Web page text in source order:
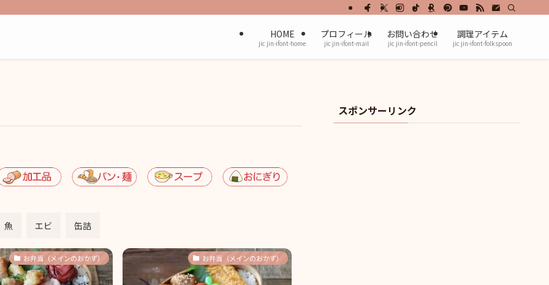
HOME
jic jin-ifont-home
プロフィール
jic jin-ifont-mail
お問い合わせ
jic jin-ifont-pencil
調理アイテム
jic jin-ifont-folkspoon
魚 エビ 缶詰
お弁当（メインのおかず） お弁当（メインのおかず）
スポンサーリンク